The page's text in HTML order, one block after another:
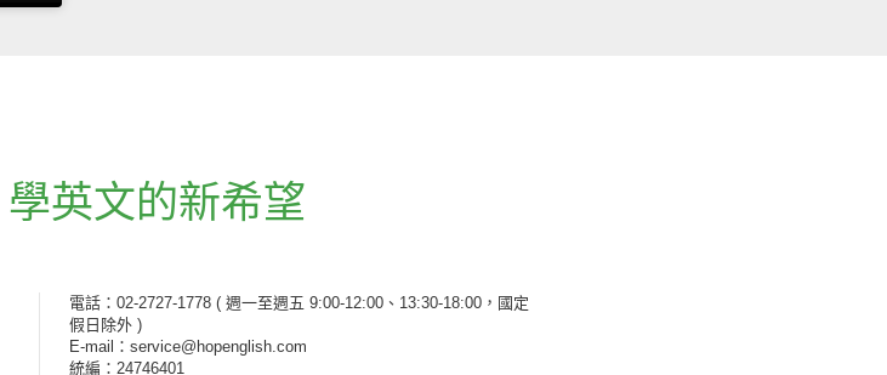
學英文的新希望
電話：02-2727-1778 ( 週一至週五 9:00-12:00、13:30-18:00，國定
假日除外 )
E-mail：service@hopenglish.com
統編：24746401